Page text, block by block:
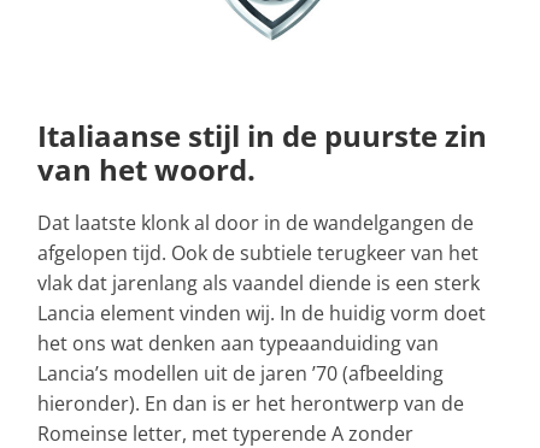
Italiaanse stijl in de puurste zin
van het woord.
Dat laatste klonk al door in de wandelgangen de
afgelopen tijd. Ook de subtiele terugkeer van het
vlak dat jarenlang als vaandel diende is een sterk
Lancia element vinden wij. In de huidig vorm doet
het ons wat denken aan typeaanduiding van
Lancia’s modellen uit de jaren ’70 (afbeelding
hieronder). En dan is er het herontwerp van de
Romeinse letter, met typerende A zonder